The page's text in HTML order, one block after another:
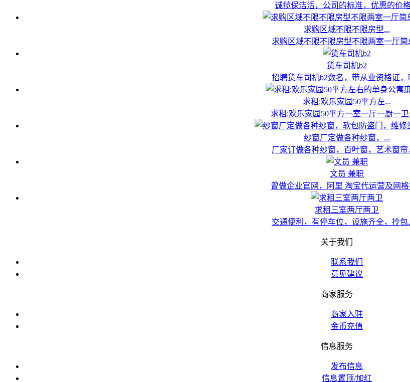
诚揽保洁活，公司的标准，优惠的价格
求购区域不限不限房型...
求购区域不限不限房型不限两室一厅简
货车司机b2
招聘货车司机b2数名，带从业资格证，
求租:欢乐家园50平方左...
求租:欢乐家园50平方一室一厅一厨一卫
纱窗厂定做各种纱窗，...
厂家订做各种纱窗，百叶窗，艺术窗帘
文员 兼职
曾做企业官网，阿里 淘宝代运营及网格
求租三室两厅两卫
交通便利，有停车位，设施齐全，拎包
关于我们
联系我们
意见建议
商家服务
商家入驻
金币充值
信息服务
发布信息
信息置顶/加红